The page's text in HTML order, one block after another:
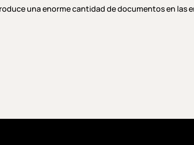
una enorme cantidad de documentos en las